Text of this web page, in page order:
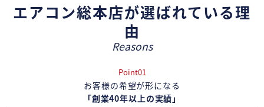
エアコン総本店が選ばれている理
由
Reasons
Point01
お客様の希望が形になる
「創業40年以上の実績」